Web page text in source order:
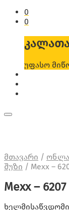
0
0
უფასო
მთავარი /
შუზი / Mexx –
Mexx – 6207